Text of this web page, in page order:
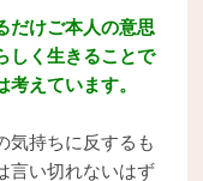
だけご本人の意思
しく生きることで
えています。
気持ちに反するも
言い切れないはず